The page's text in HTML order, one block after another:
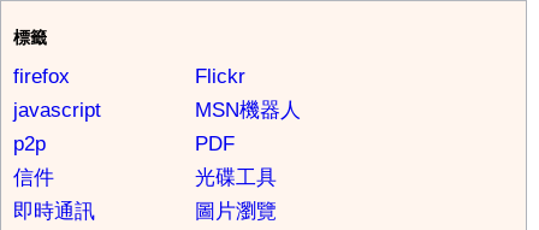
標籤
firefox
Flickr
javascript
MSN機器人
p2p
PDF
信件
光碟工具
即時通訊
圖片瀏覽